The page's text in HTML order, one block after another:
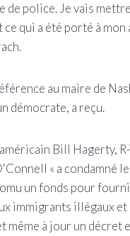
de police. Je vais
qui a été porté à mon
au maire de
démocrate, a reçu.
Bill Hagerty, R-
« a condamné
un fonds pour
immigrants illégaux
même à jour un décret